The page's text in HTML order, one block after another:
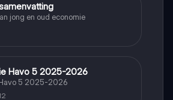
jong en oud economie
Havo 5 2025-2026
5 2025-2026